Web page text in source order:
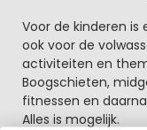
Voor de kinderen is
ook voor de
activiteiten en
Boogschieten,
fitnessen en
Alles is mogelijk.